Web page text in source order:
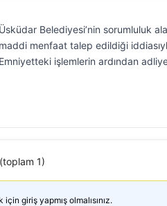
Üsküdar Belediyesi’nin sorumluluk
maddi menfaat talep edildiği
Emniyetteki işlemlerin ardından
1)
giriş yapmış olmalısınız.